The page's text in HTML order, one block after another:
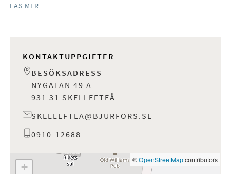
LÄS MER
KONTAKTUPPGIFTER
BESÖKSADRESS
NYGATAN 49 A
931 31 SKELLEFTEÅ
SKELLEFTEA@BJURFORS.SE
0910-12688
+
©OpenStreetMapcontributors